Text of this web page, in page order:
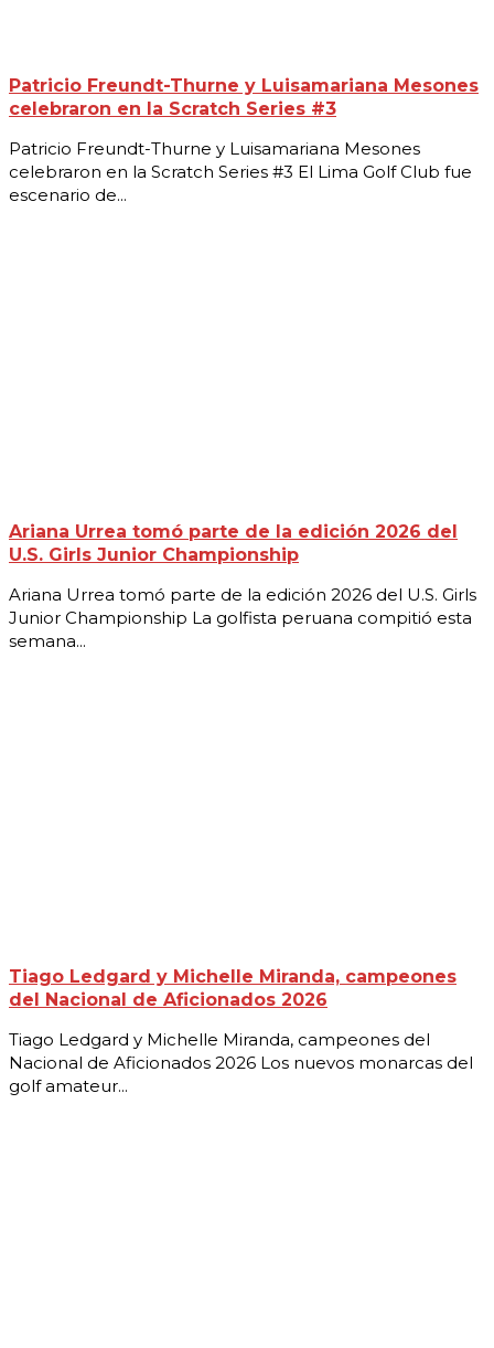
Patricio Freundt-Thurne y Luisamariana Mesones
celebraron en la Scratch Series #3
Patricio Freundt-Thurne y Luisamariana Mesones
celebraron en la Scratch Series #3 El Lima Golf Club fue
escenario de...
Ariana Urrea tomó parte de la edición 2026 del
U.S. Girls Junior Championship
Ariana Urrea tomó parte de la edición 2026 del U.S. Girls
Junior Championship La golfista peruana compitió esta
semana...
Tiago Ledgard y Michelle Miranda, campeones
del Nacional de Aficionados 2026
Tiago Ledgard y Michelle Miranda, campeones del
Nacional de Aficionados 2026 Los nuevos monarcas del
golf amateur...